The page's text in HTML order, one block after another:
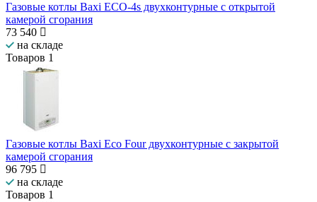
Газовые котлы Baxi ECO-4s двухконтурные с открытой
камерой сгорания
73 540
на складе
Товаров 1
Газовые котлы Baxi Eco Four двухконтурные с закрытой
камерой сгорания
96 795
на складе
Товаров 1